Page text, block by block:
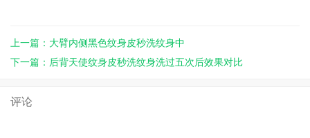
上一篇：大臂内侧黑色纹身皮秒洗纹身中
下一篇：后背天使纹身皮秒洗纹身洗过五次后效果对比